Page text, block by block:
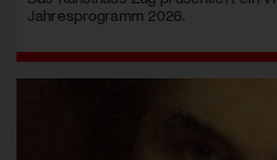
Jahresprogramm 2026.